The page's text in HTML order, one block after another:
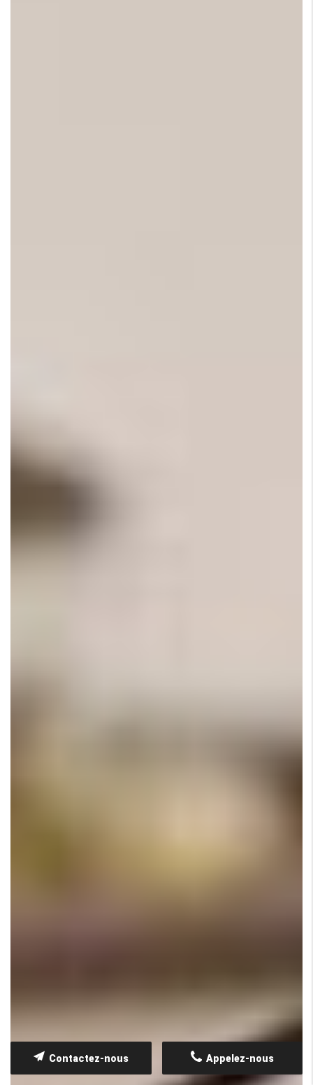
Appelez-nous
Contactez-nous